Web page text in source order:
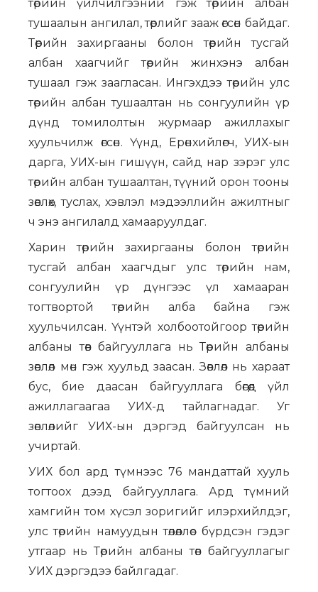
төрийн үйлчилгээний гэж төрийн албан
тушаалын ангилал, төрлийг зааж өгсөн байдаг.
Төрийн захиргааны болон төрийн тусгай
албан хаагчийг төрийн жинхэнэ албан
тушаал гэж заагласан. Ингэхдээ төрийн улс
төрийн албан тушаалтан нь сонгуулийн үр
дүнд томилолтын журмаар ажиллахыг
хуульчилж өгсөн. Үүнд, Ерөнхийлөгч, УИХ-ын
дарга, УИХ-ын гишүүн, сайд нар зэрэг улс
төрийн албан тушаалтан, түүний орон тооны
зөвлөх, туслах, хэвлэл мэдээллийн ажилтныг
ч энэ ангилалд хамааруулдаг.
Харин төрийн захиргааны болон төрийн
тусгай албан хаагчдыг улс төрийн нам,
сонгуулийн үр дүнгээс үл хамааран
тогтвортой төрийн алба байна гэж
хуульчилсан. Үүнтэй холбоотойгоор төрийн
албаны төв байгууллага нь Төрийн албаны
зөвлөл мөн гэж хуульд заасан. Зөвлөл нь хараат
бус, бие даасан байгууллага бөгөөд үйл
ажиллагаагаа УИХ-д тайлагнадаг. Уг
зөвлөлийг УИХ-ын дэргэд байгуулсан нь
учиртай.
УИХ бол ард түмнээс 76 мандаттай хууль
тогтоох дээд байгууллага. Ард түмний
хамгийн том хүсэл зоригийг илэрхийлдэг,
улс төрийн намуудын төлөөллөөс бүрдсэн гэдэг
утгаар нь Төрийн албаны төв байгууллагыг
УИХ дэргэдээ байлгадаг.